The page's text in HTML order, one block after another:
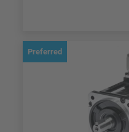
Preferred